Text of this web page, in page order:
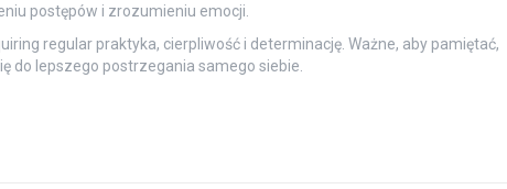
postępów i zrozumieniu emocji.
regular praktyka, cierpliwość i determinację. Ważne, aby pamiętać,
do lepszego postrzegania samego siebie.